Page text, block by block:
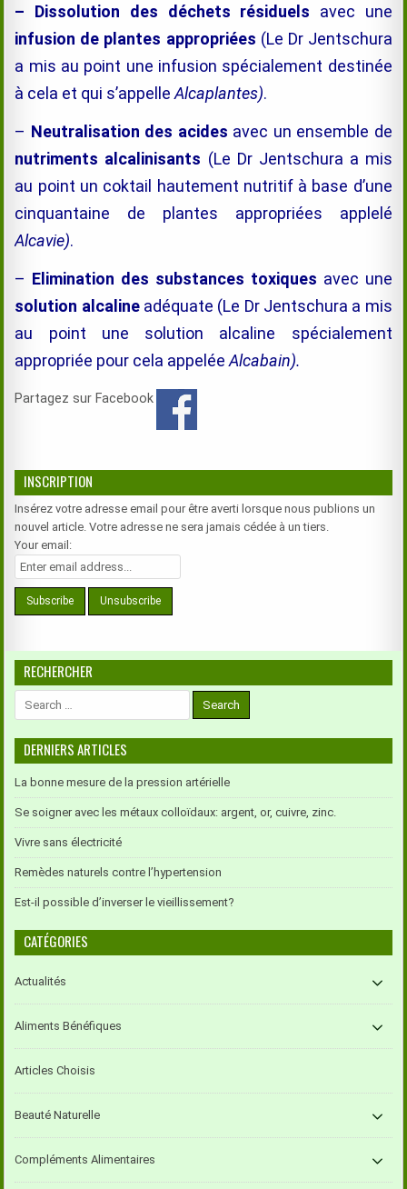
– Dissolution des déchets résiduels avec une
infusion de plantes appropriées (Le Dr Jentschura
a mis au point une infusion spécialement destinée
à cela et qui s’appelleAlcaplantes).
– Neutralisation des acides avec un ensemble de
nutriments alcalinisants (Le Dr Jentschura a mis
au point un coktail hautement nutritif à base d’une
cinquantaine de plantes appropriées applelé
Alcavie).
– Elimination des substances toxiques avec une
solution alcalineadéquate (Le Dr Jentschura a mis
au point une solution alcaline spécialement
appropriée pour cela appeléeAlcabain).
Partagez sur Facebook
INSCRIPTION
Insérez votre adresse email pour être averti lorsque nous publions un
nouvel article. Votre adresse ne sera jamais cédée à un tiers.
Your email:
RECHERCHER
Search
for:
DERNIERS ARTICLES
La bonne mesure de la pression artérielle
Se soigner avec les métaux colloïdaux: argent, or, cuivre, zinc.
Vivre sans électricité
Remèdes naturels contre l’hypertension
Est-il possible d’inverser le vieillissement?
CATÉGORIES
Actualités
Aliments Bénéfiques
Articles Choisis
Beauté Naturelle
Compléments Alimentaires